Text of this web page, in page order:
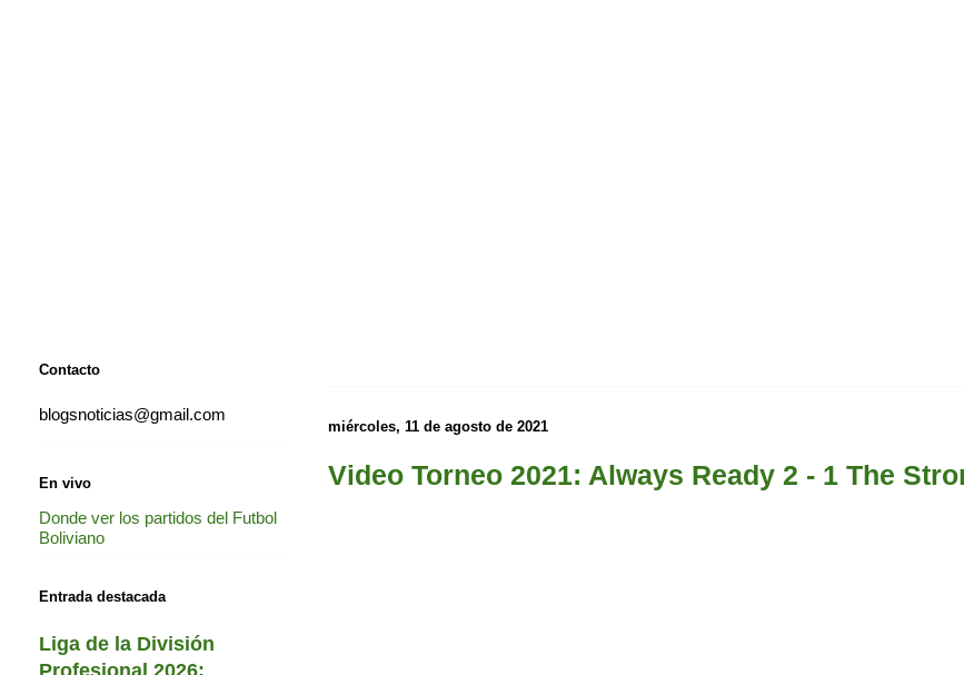
miércoles, 11 de agosto de 2021
Video Torneo 2021: Always Ready 2 - 1 The
Contacto
blogsnoticias@gmail.com
En vivo
Donde ver los partidos del Futbol
Boliviano
Entrada destacada
Liga de la División
Profesional 2026: